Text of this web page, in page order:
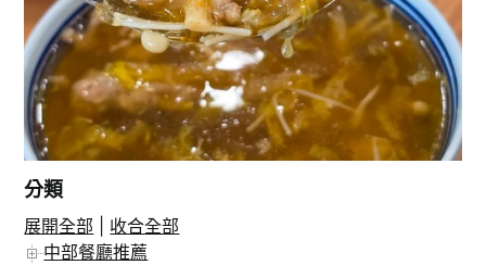
分類
展開全部
收合全部
中部餐廳推薦